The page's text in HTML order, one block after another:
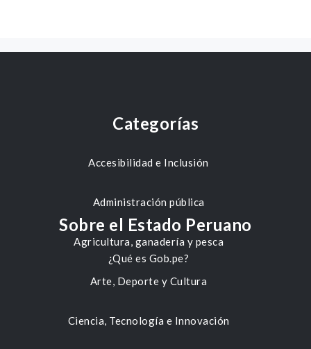
Categorías
Accesibilidad e Inclusión
Administración pública
Agricultura, ganadería y pesca
Arte, Deporte y Cultura
Ciencia, Tecnología e Innovación
Sobre el Estado Peruano
¿Qué es Gob.pe?